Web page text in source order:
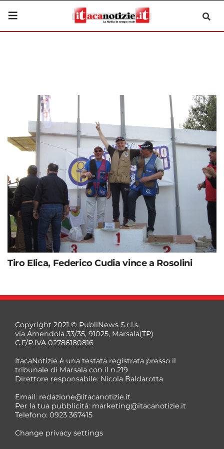
Tiro Elica, Federico Cudia vince a Rosolini
Copyright 2021 © PubliNews S.r.l.s.
via Amendola 33/35, 91025, Marsala(TP)
C.F/P.IVA 02786180816
ItacaNotizie è una testata registrata presso il
tribunale di Marsala con il n.219
Direttore responsabile: Nicola Baldarotta
Email: redazione@itacanotizie.it
Per la tua pubblicità: marketing@itacanotizie.it
Telefono: 0923 367415
Change privacy settings